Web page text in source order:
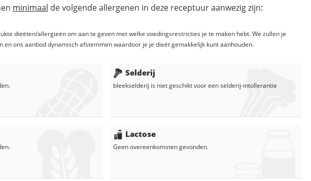
minimaal de volgende allergenen in deze receptuur aanwezig zijn:
dieëten/allergieën om aan te geven met welke voedingsrestricties je te maken hebt. We zullen je
en ons aanbod dynamisch afstemmen waardoor je je dieët gemakkelijk kunt aanhouden.
Selderij
bleekselderij is niet geschikt voor een selderij-intollerantie
Lactose
Geen overeenkomsten gevonden.